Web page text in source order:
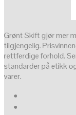
Grønt Skift gjør mer
tilgjengelig.
rettferdige forhold.
standarder på etikk
varer.